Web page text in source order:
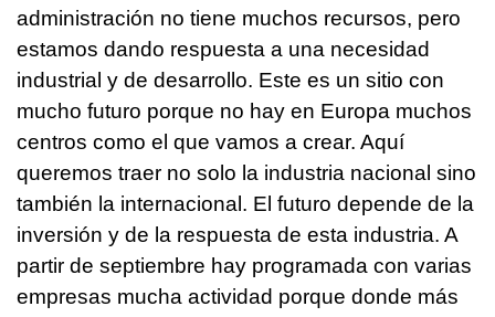
administración no tiene muchos recursos, pero
estamos dando respuesta a una necesidad
industrial y de desarrollo. Este es un sitio con
mucho futuro porque no hay en Europa muchos
centros como el que vamos a crear. Aquí
queremos traer no solo la industria nacional sino
también la internacional. El futuro depende de la
inversión y de la respuesta de esta industria. A
partir de septiembre hay programada con varias
empresas mucha actividad porque donde más